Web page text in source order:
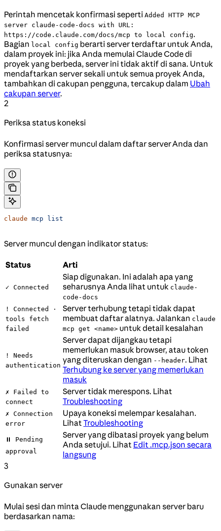
Perintah mencetak konfirmasi seperti Added HTTP MCP
server claude-code-docs with URL:
https://code.claude.com/docs/mcp to local config.
Bagian local config berarti server terdaftar untuk Anda,
dalam proyek ini: jika Anda memulai Claude Code di
proyek yang berbeda, server ini tidak aktif di sana. Untuk
mendaftarkan server sekali untuk semua proyek Anda,
tambahkan di cakupan pengguna, tercakup dalam Ubah
cakupan server.
2
Periksa status koneksi
Konfirmasi server muncul dalam daftar server Anda dan
periksa statusnya:
claude mcp list
Server muncul dengan indikator status:
Status Arti
✓ Connected
Siap digunakan. Ini adalah apa yang
seharusnya Anda lihat untuk claude-
code-docs
! Connected ·
tools fetch
failed
Server terhubung tetapi tidak dapat
membuat daftar alatnya. Jalankan claude
mcp get <name> untuk detail kesalahan
! Needs
authentication
Server dapat dijangkau tetapi
memerlukan masuk browser, atau token
yang diteruskan dengan --header. Lihat
Terhubung ke server yang memerlukan
masuk
✗ Failed to
connect
Server tidak merespons. Lihat
Troubleshooting
✗ Connection
error
Upaya koneksi melempar kesalahan.
Lihat Troubleshooting
⏸ Pending
approval
Server yang dibatasi proyek yang belum
Anda setujui. Lihat Edit .mcp.json secara
langsung
3
Gunakan server
Mulai sesi dan minta Claude menggunakan server baru
berdasarkan nama: